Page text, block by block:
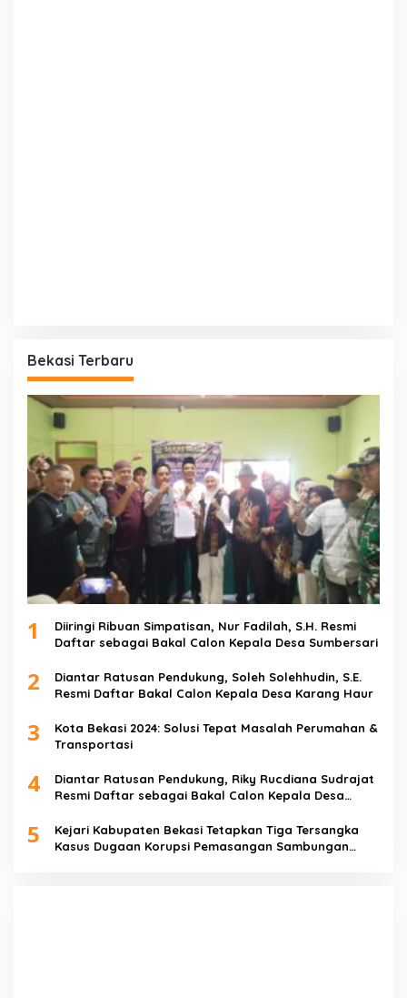
Bekasi Terbaru
1
Diiringi Ribuan Simpatisan, Nur Fadilah, S.H. Resmi
Daftar sebagai Bakal Calon Kepala Desa Sumbersari
2
Diantar Ratusan Pendukung, Soleh Solehhudin, S.E.
Resmi Daftar Bakal Calon Kepala Desa Karang Haur
3
Kota Bekasi 2024: Solusi Tepat Masalah Perumahan &
Transportasi
4
Diantar Ratusan Pendukung, Riky Rucdiana Sudrajat
Resmi Daftar sebagai Bakal Calon Kepala Desa
5
Kejari Kabupaten Bekasi Tetapkan Tiga Tersangka
Kasus Dugaan Korupsi Pemasangan Sambungan